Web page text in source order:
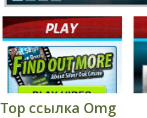
Тор ссылка Omg